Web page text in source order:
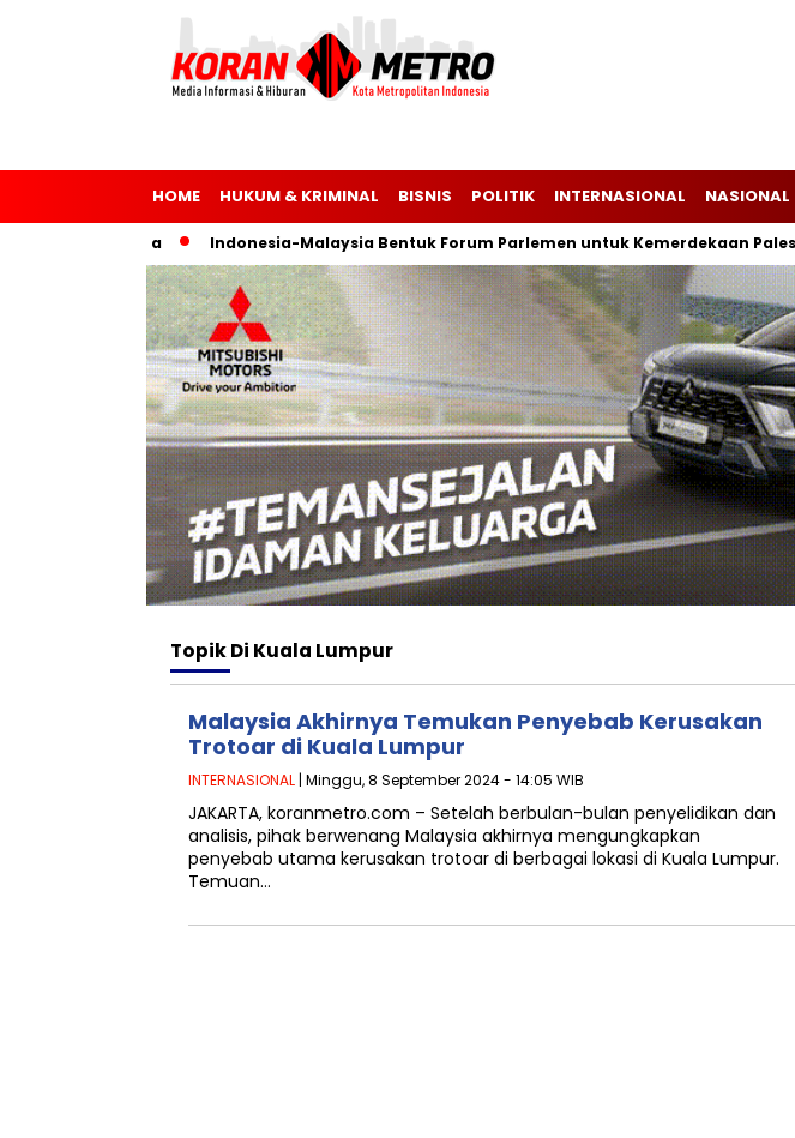
HOME HUKUM & KRIMINAL BISNIS POLITIK INTERNASIONAL NASIONAL
Indonesia-Malaysia Bentuk Forum Parlemen untuk Kemerdekaan Palestina
TopikDi Kuala Lumpur
Malaysia Akhirnya Temukan Penyebab Kerusakan
Trotoar di Kuala Lumpur
INTERNASIONAL | Minggu, 8 September 2024 - 14:05 WIB
JAKARTA, koranmetro.com – Setelah berbulan-bulan penyelidikan dan
analisis, pihak berwenang Malaysia akhirnya mengungkapkan
penyebab utama kerusakan trotoar di berbagai lokasi di Kuala Lumpur.
Temuan…